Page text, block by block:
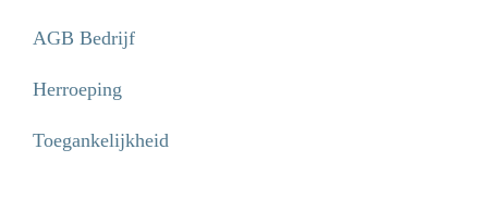
AGB Bedrijf
Herroeping
Toegankelijkheid